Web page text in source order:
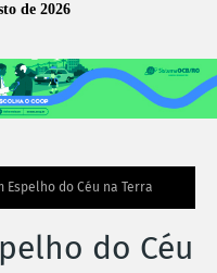
de 2026
Espelho do Céu na Terra
do Céu